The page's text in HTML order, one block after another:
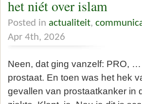
het niét over islam
Posted in actualiteit,
Apr 4th, 2026
Neen, dat ging vanzelf: PRO,
prostaat. En toen was het hek
gevallen van prostaatkanker in